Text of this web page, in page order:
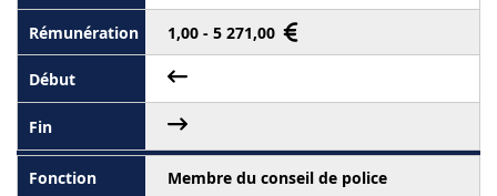
1,00 - 5 271,00
Membre du conseil de police